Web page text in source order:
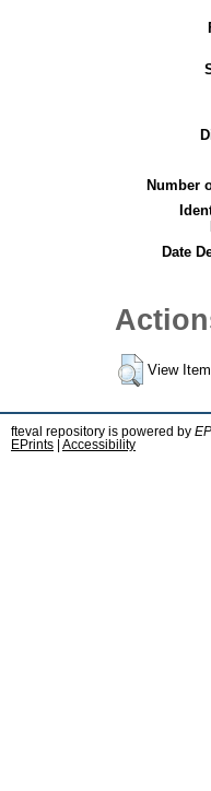
Number
Date
View Item
fteval repository is powered by
EPrints
Accessibility